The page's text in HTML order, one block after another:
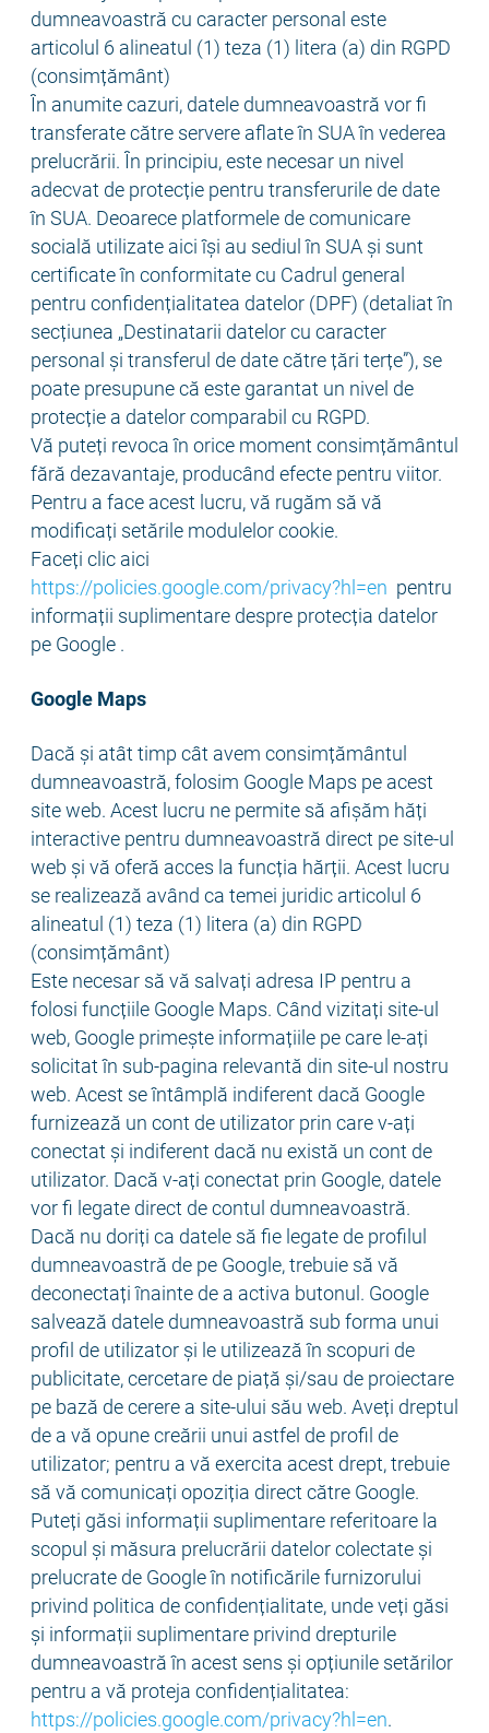
dumneavoastră cu caracter personal este
articolul 6 alineatul (1) teza (1) litera (a) din RGPD
(consimțământ)
În anumite cazuri, datele dumneavoastră vor fi
transferate către servere aflate în SUA în vederea
prelucrării. În principiu, este necesar un nivel
adecvat de protecție pentru transferurile de date
în SUA. Deoarece platformele de comunicare
socială utilizate aici își au sediul în SUA și sunt
certificate în conformitate cu Cadrul general
pentru confidențialitatea datelor (DPF) (detaliat în
secțiunea „Destinatarii datelor cu caracter
personal și transferul de date către țări terțe”), se
poate presupune că este garantat un nivel de
protecție a datelor comparabil cu RGPD.
Vă puteți revoca în orice moment consimțământul
fără dezavantaje, producând efecte pentru viitor.
Pentru a face acest lucru, vă rugăm să vă
modificați setările modulelor cookie.
Faceți clic aici
https://policies.google.com/privacy?hl=en pentru
informații suplimentare despre protecția datelor
pe Google .
Google Maps
Dacă și atât timp cât avem consimțământul
dumneavoastră, folosim Google Maps pe acest
site web. Acest lucru ne permite să afișăm hăți
interactive pentru dumneavoastră direct pe site-ul
web și vă oferă acces la funcția hărții. Acest lucru
se realizează având ca temei juridic articolul 6
alineatul (1) teza (1) litera (a) din RGPD
(consimțământ)
Este necesar să vă salvați adresa IP pentru a
folosi funcțiile Google Maps. Când vizitați site-ul
web, Google primește informațiile pe care le-ați
solicitat în sub-pagina relevantă din site-ul nostru
web. Acest se întâmplă indiferent dacă Google
furnizează un cont de utilizator prin care v-ați
conectat și indiferent dacă nu există un cont de
utilizator. Dacă v-ați conectat prin Google, datele
vor fi legate direct de contul dumneavoastră.
Dacă nu doriți ca datele să fie legate de profilul
dumneavoastră de pe Google, trebuie să vă
deconectați înainte de a activa butonul. Google
salvează datele dumneavoastră sub forma unui
profil de utilizator și le utilizează în scopuri de
publicitate, cercetare de piață și/sau de proiectare
pe bază de cerere a site-ului său web. Aveți dreptul
de a vă opune creării unui astfel de profil de
utilizator; pentru a vă exercita acest drept, trebuie
să vă comunicați opoziția direct către Google.
Puteți găsi informații suplimentare referitoare la
scopul și măsura prelucrării datelor colectate și
prelucrate de Google în notificările furnizorului
privind politica de confidențialitate, unde veți găsi
și informații suplimentare privind drepturile
dumneavoastră în acest sens și opțiunile setărilor
pentru a vă proteja confidențialitatea:
https://policies.google.com/privacy?hl=en.